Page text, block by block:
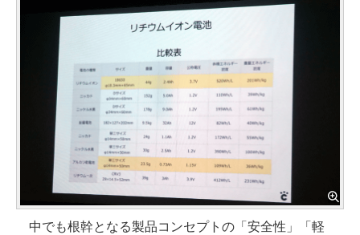
中でも根幹となる製品コンセプトの「安全性」「軽